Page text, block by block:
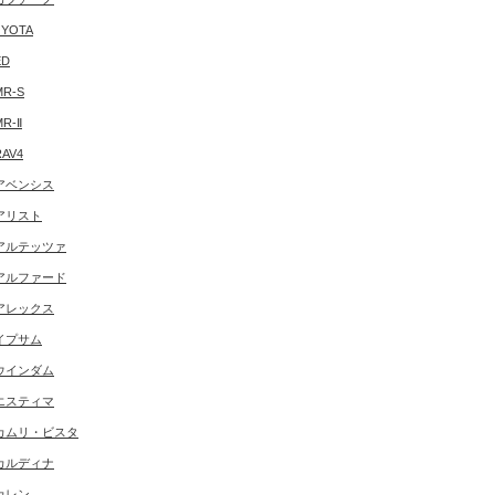
S
Ⅱ
ベンシス
リスト
ルテッツァ
ルファード
レックス
プサム
インダム
スティマ
ムリ・ビスタ
ルディナ